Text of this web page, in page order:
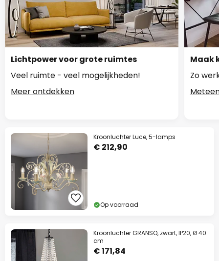
Lichtpower voor grote ruimtes
Veel ruimte - veel mogelijkheden!
Meer ontdekken
Maak
Zo
Kroonluchter Luce, 5-lamps
€ 212,90
Op voorraad
Kroonluchter GRÄNSÖ, zwart, IP20, Ø 40
cm
€ 171,84